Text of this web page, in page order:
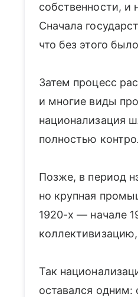
собственности, и
Сначала
что без этого
Затем процесс
и многие виды
национализация
полностью
Позже, в период
но крупная
1920-х — начале
Так
оставался одним: